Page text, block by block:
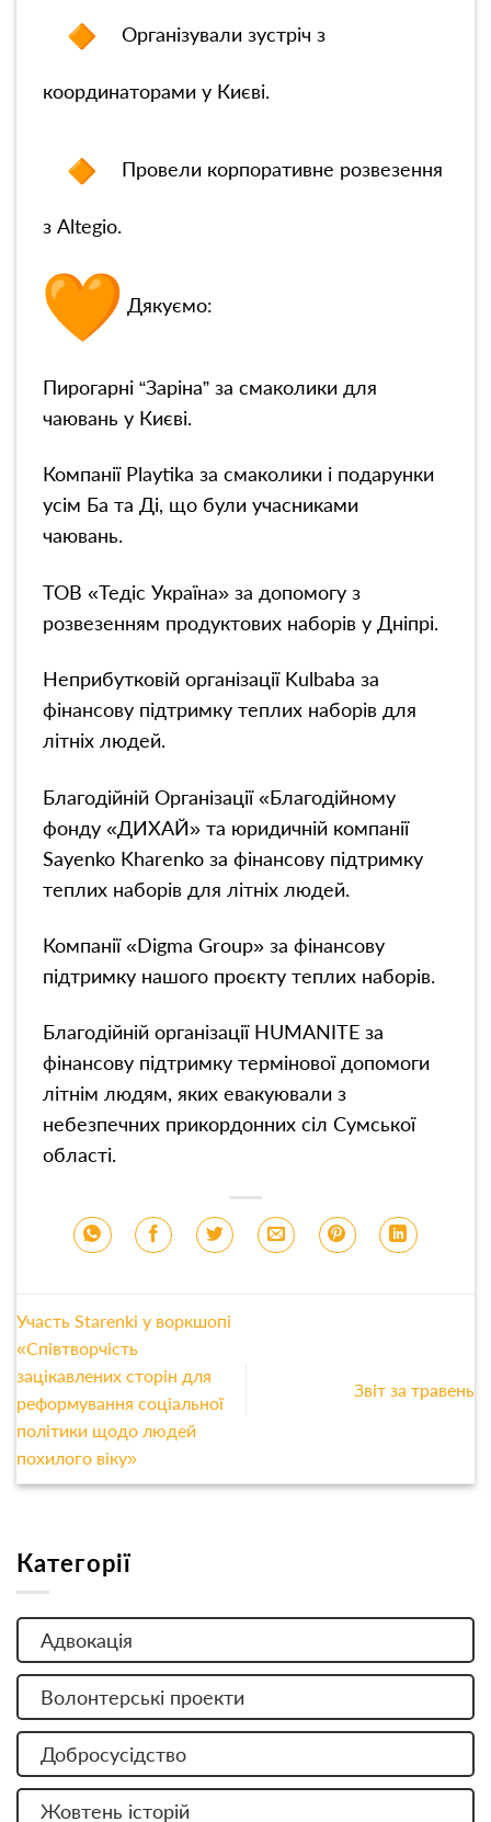
Організували зустріч з
координаторами у Києві.
Провели корпоративне розвезення
з Altegio.
Дякуємо:
Пирогарні “Заріна” за смаколики для
чаювань у Києві.
Компанії Playtika за смаколики і подарунки
усім Ба та Ді, що були учасниками
чаювань.
ТОВ «Тедіс Україна» за допомогу з
розвезенням продуктових наборів у Дніпрі.
Неприбутковій організації Kulbaba за
фінансову підтримку теплих наборів для
літніх людей.
Благодійній Організації «Благодійному
фонду «ДИХАЙ» та юридичній компанії
Sayenko Kharenko за фінансову підтримку
теплих наборів для літніх людей.
Компанії «Digma Group» за фінансову
підтримку нашого проєкту теплих наборів.
Благодійній організації HUMANITE за
фінансову підтримку термінової допомоги
літнім людям, яких евакуювали з
небезпечних прикордонних сіл Сумської
області.
Участь Starenki у воркшопі
«Співтворчість
зацікавлених сторін для
реформування соціальної
політики щодо людей
похилого віку»
Звіт за травень
Категорії
Адвокація
Волонтерські проекти
Добросусідство
Жовтень історій